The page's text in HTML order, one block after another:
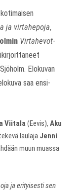
ja virtahepoja,
Virtahevot-
Elokuvan
saa ensi-
Viitala(Eevis), Aku
laulaja Jenni
muun muassa
ja erityisesti sen